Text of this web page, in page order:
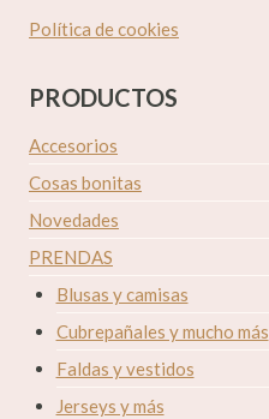
Política de cookies
PRODUCTOS
Accesorios
Cosas bonitas
Novedades
PRENDAS
Blusas y camisas
Cubrepañales y mucho más
Faldas y vestidos
Jerseys y más